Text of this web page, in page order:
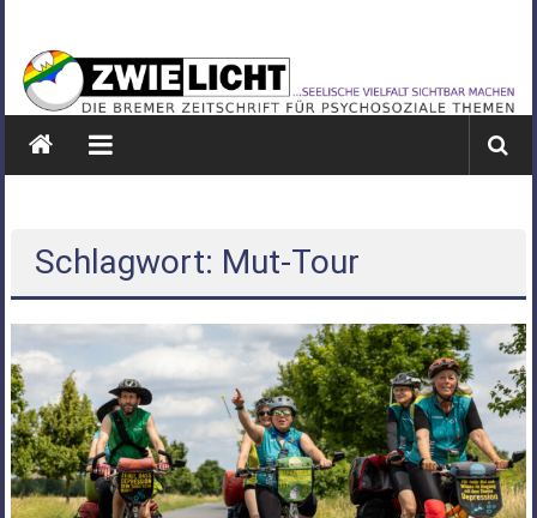
springen
ZWIELICHT
BREMEN
DIE
PSYCHOSOZIALE
THEMEN
Schlagwort: Mut-Tour